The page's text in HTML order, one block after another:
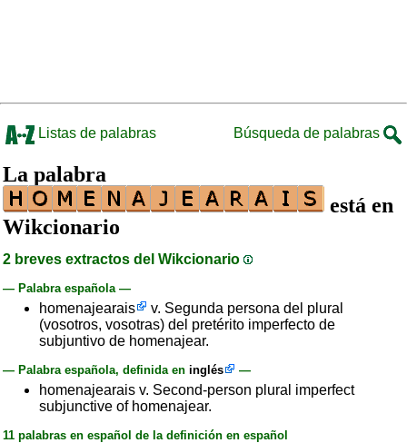
Listas de palabras Búsqueda de palabras
La palabra
está en
Wikcionario
2 breves extractos del Wikcionario
— Palabra española —
homenajearais
v. Segunda persona del plural
(vosotros, vosotras) del pretérito imperfecto de
subjuntivo de homenajear.
— Palabra española, definida en inglés —
homenajearais v. Second-person plural imperfect
subjunctive of homenajear.
11 palabras en español de la definición en español